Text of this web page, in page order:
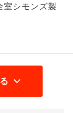
室シモンズ製
イドさんの説明
できます。
人型プランで
人型プランで